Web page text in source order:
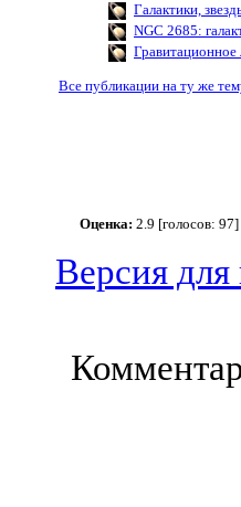
Галактики,
NGC 2685:
Гравитационное
Все публикации на ту же
Оценка: 2.9 [голосов: 97]
Версия для